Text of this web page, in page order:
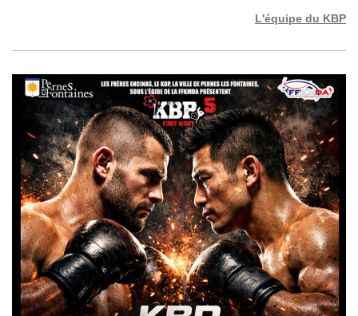
L'équipe du KBP